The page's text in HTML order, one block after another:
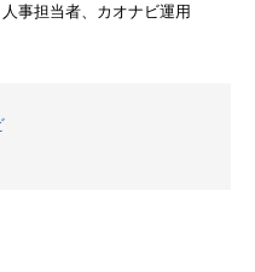
人事担当者、カオナビ運用